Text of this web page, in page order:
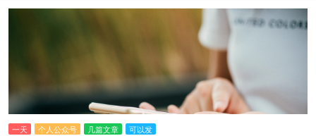
一天 个人公众号 几篇文章 可以发